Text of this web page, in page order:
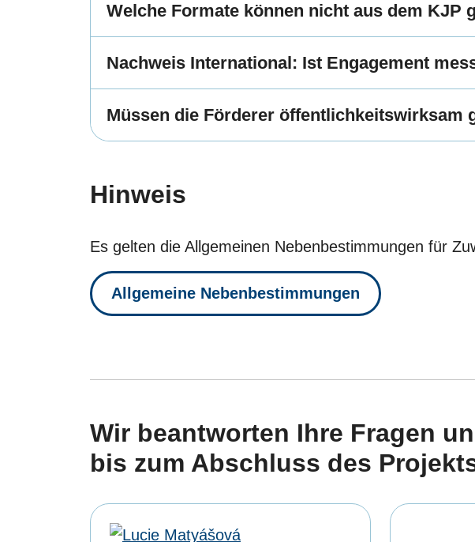
Welche Formate können nicht aus dem KJP
Nachweis International: Ist Engagement
Müssen die Förderer öffentlichkeitswirksam
Hinweis
Es gelten die Allgemeinen Nebenbestimmungen für
Allgemeine Nebenbestimmungen
Wir beantworten Ihre Fragen
bis zum Abschluss des